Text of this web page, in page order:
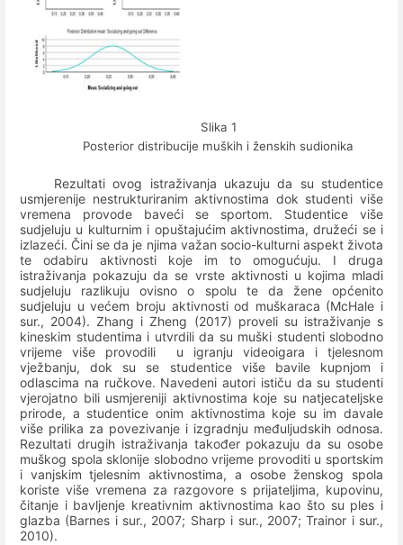
Slika 1
Posterior distribucije muških i ženskih sudionika
Rezultati ovog istraživanja ukazuju da su studentice
usmjerenije nestrukturiranim aktivnostima dok studenti više
vremena provode baveći se sportom. Studentice više
sudjeluju u kulturnim i opuštajućim aktivnostima, družeći se i
izlazeći. Čini se da je njima važan socio-kulturni aspekt života
te odabiru aktivnosti koje im to omogućuju. I druga
istraživanja pokazuju da se vrste aktivnosti u kojima mladi
sudjeluju razlikuju ovisno o spolu te da žene općenito
sudjeluju u većem broju aktivnosti od muškaraca (McHale i
sur., 2004). Zhang i Zheng (2017) proveli su istraživanje s
kineskim studentima i utvrdili da su muški studenti slobodno
vrijeme više provodili
u igranju videoigara i tjelesnom
vježbanju, dok su se studentice više bavile kupnjom i
odlascima na ručkove. Navedeni autori ističu da su studenti
vjerojatno bili usmjereniji aktivnostima koje su natjecateljske
prirode, a studentice onim aktivnostima koje su im davale
više prilika za povezivanje i izgradnju međuljudskih odnosa.
Rezultati drugih istraživanja također pokazuju da su osobe
muškog spola sklonije slobodno vrijeme provoditi u sportskim
i vanjskim tjelesnim aktivnostima, a osobe ženskog spola
koriste više vremena za razgovore s prijateljima, kupovinu,
čitanje i bavljenje kreativnim aktivnostima kao što su ples i
glazba (Barnes i sur., 2007; Sharp i sur., 2007; Trainor i sur.,
2010).